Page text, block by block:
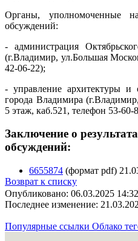
Органы, уполномоченные
обсуждений:
- администрация
(г.Владимир, ул.Большая
42-06-22);
- управление архитектуры и
города Владимира
5 этаж, каб.521, телефон 53-60-
Заключение о
обсуждений:
6655874 (формат pdf)
Возврат к списку
Опубликовано: 06.03.2025
Последнее изменение:
Популярные ссылки Облако